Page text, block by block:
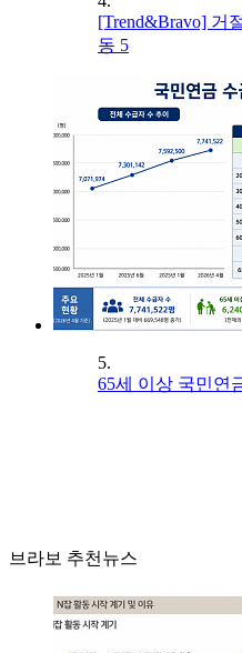
[Trend&Bravo] 거
동 5
5.
65세 이상 국민연
브라보 추천뉴스